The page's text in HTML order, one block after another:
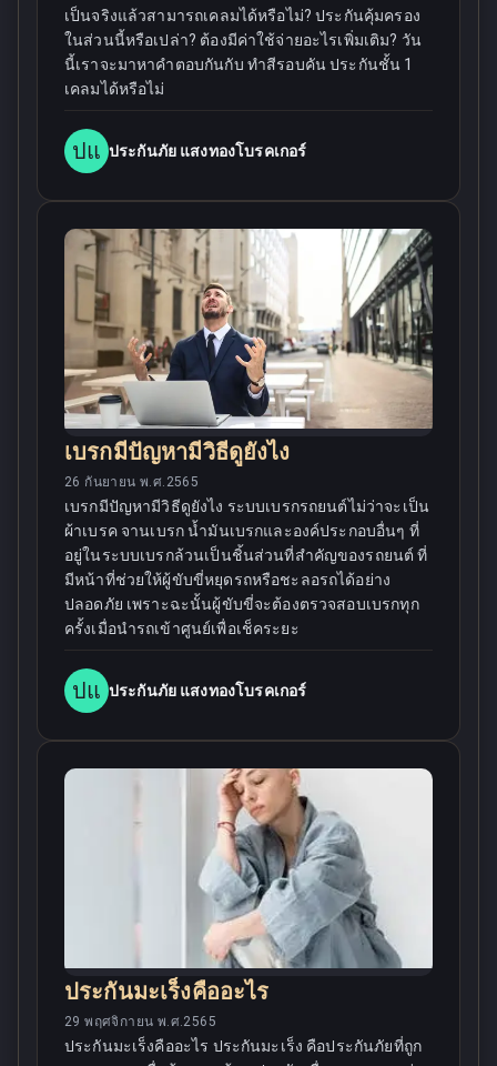
เป็นจริงแล้วสามารถเคลมได้หรือไม่? ประกันคุ้มครอง
ในส่วนนี้หรือเปล่า? ต้องมีค่าใช้จ่ายอะไรเพิ่มเติม? วัน
นี้เราจะมาหาคำตอบกันกับ ทําสีรอบคัน ประกันชั้น 1
เคลมได้หรือไม่
ปแ ประกันภัย แสงทองโบรคเกอร์
เบรกมีปัญหามีวิธีดูยังไง
26 กันยายน พ.ศ.2565
เบรกมีปัญหามีวิธีดูยังไง ระบบเบรกรถยนต์ไม่ว่าจะเป็น
ผ้าเบรค จานเบรก น้ำมันเบรกและองค์ประกอบอื่นๆ ที่
อยู่ในระบบเบรกล้วนเป็นชิ้นส่วนที่สำคัญของรถยนต์ ที่
มีหน้าที่ช่วยให้ผู้ขับขี่หยุดรถหรือชะลอรถได้อย่าง
ปลอดภัย เพราะฉะนั้นผู้ขับขี่จะต้องตรวจสอบเบรกทุก
ครั้งเมื่อนำรถเข้าศูนย์เพื่อเช็คระยะ
ปแ ประกันภัย แสงทองโบรคเกอร์
ประกันมะเร็งคืออะไร
29 พฤศจิกายน พ.ศ.2565
ประกันมะเร็งคืออะไร ประกันมะเร็ง คือประกันภัยที่ถูก